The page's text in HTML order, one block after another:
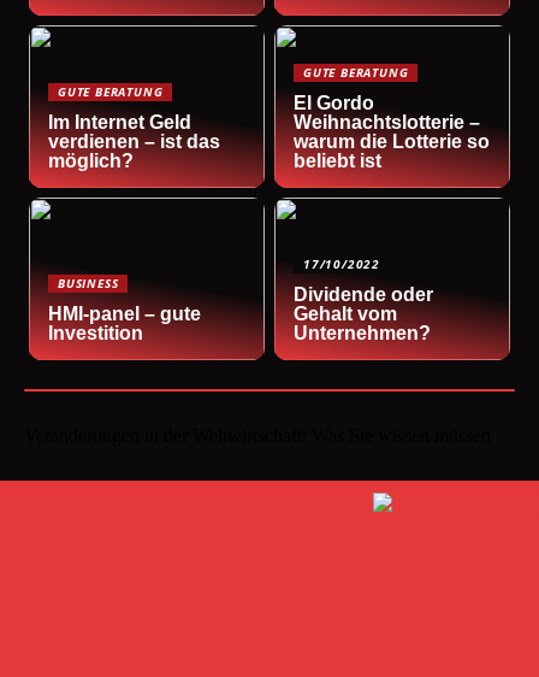
GUTE BERATUNG
Im Internet Geld
verdienen – ist das
möglich?
GUTE BERATUNG
El Gordo
Weihnachtslotterie –
warum die Lotterie so
beliebt ist
BUSINESS
HMI-panel – gute
Investition
17/10/2022
Dividende oder
Gehalt vom
Unternehmen?